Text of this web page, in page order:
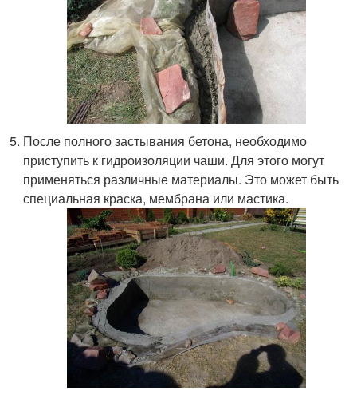
После полного застывания бетона, необходимо
приступить к гидроизоляции чаши. Для этого могут
применяться различные материалы. Это может быть
специальная краска, мембрана или мастика.